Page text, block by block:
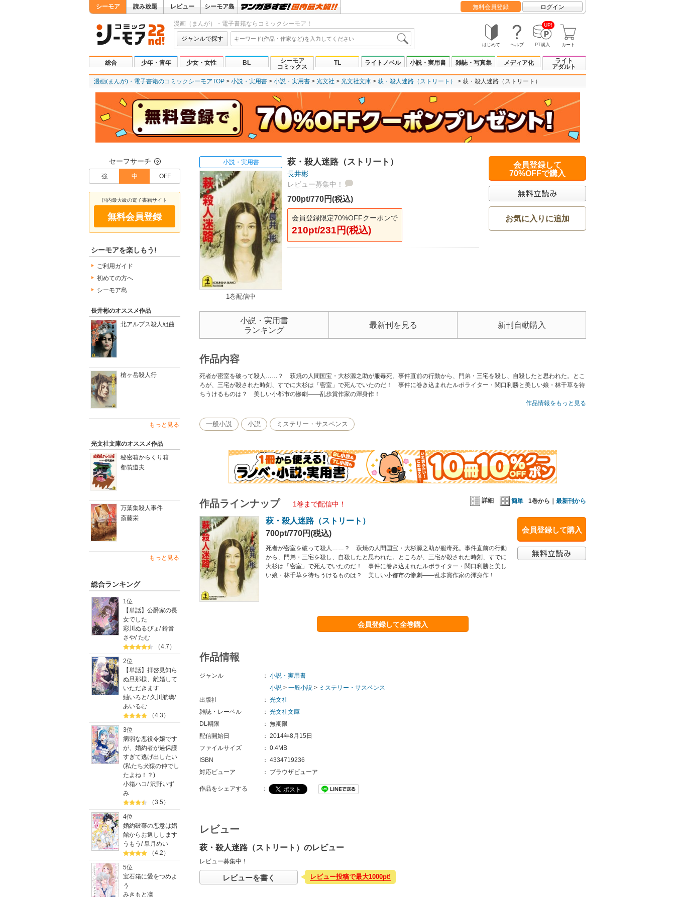
シーモア 読み放題 レビュー シーモア島 無料会員登録 ログイン
漫画（まんが）・電子書籍ならコミックシーモア！
ジャンルで探す
はじめて ヘルプ
UP!
PT購入 カート
総合 少年・青年 少女・女性 BL
シーモア
コミックス
TL ライトノベル 小説・実用書 雑誌・写真集 メディア化
ライト
アダルト
漫画(まんが)・電子書籍のコミックシーモアTOP 小説・実用書 小説・実用書 光文社 光文社文庫 萩・殺人迷路（ストリート） 萩・殺人迷路（ストリート）
セーフサーチ ？
強 中 OFF
国内最大級の電子書籍サイト
無料会員登録
シーモアを楽しもう!
ご利用ガイド
初めての方へ
シーモア島
長井彬のオススメ作品
北アルプス殺人組曲
槍ヶ岳殺人行
もっと見る
光文社文庫のオススメ作品
秘密箱からくり箱
都筑道夫
万葉集殺人事件
斎藤栄
もっと見る
総合ランキング
1位
【単話】公爵家の長
女でした
彩川ぬるぴょ /鈴音
さや/たむ
（4.7）
2位
【単話】拝啓見知ら
ぬ旦那様、離婚して
いただきます
紬いろと / 久川航璃/
あいるむ
（4.3）
3位
病弱な悪役令嬢です
が、婚約者が過保護
すぎて逃げ出したい
(私たち犬猿の仲でし
たよね！？)
小箱ハコ/沢野いず
み
（3.5）
4位
婚約破棄の悪意は娼
館からお返しします
うもう /皐月めい
（4.2）
5位
宝石箱に愛をつめよ
う
みきもと凜
小説・実用書
1巻配信中
萩・殺人迷路（ストリート）
長井彬
レビュー募集中！
700pt/770円(税込)
会員登録限定70%OFFクーポンで
210pt/231円(税込)
会員登録して
70%OFFで購入
お気に入りに追加
小説・実用書
ランキング
最新刊を見る 新刊自動購入
作品内容
死者が密室を破って殺人……？ 萩焼の人間国宝・大杉源之助が服毒死。事件直前の行動から、門弟・三宅を殺し、自殺したと思われた。とこ
ろが、三宅が殺された時刻、すでに大杉は「密室」で死んでいたのだ！ 事件に巻き込まれたルポライター・関口利勝と美しい娘・林千草を待
ちうけるものは？ 美しい小都市の惨劇――乱歩賞作家の渾身作！
作品情報をもっと見る
一般小説 小説 ミステリー・サスペンス
詳細 簡単 1巻から｜ 最新刊から
作品ラインナップ 1巻まで配信中！
会員登録して購入
萩・殺人迷路（ストリート）
700pt/770円(税込)
死者が密室を破って殺人……？ 萩焼の人間国宝・大杉源之助が服毒死。事件直前の行動
から、門弟・三宅を殺し、自殺したと思われた。ところが、三宅が殺された時刻、すでに
大杉は「密室」で死んでいたのだ！ 事件に巻き込まれたルポライター・関口利勝と美し
い娘・林千草を待ちうけるものは？ 美しい小都市の惨劇――乱歩賞作家の渾身作！
会員登録して全巻購入
作品情報
ジャンル ： 小説・実用書
小説 > 一般小説 > ミステリー・サスペンス
出版社
： 光文社
雑誌・レーベル
： 光文社文庫
DL期限
： 無期限
配信開始日
： 2014年8月15日
ファイルサイズ
： 0.4MB
ISBN
： 4334719236
対応ビューア
： ブラウザビューア
作品をシェアする ：
レビュー
萩・殺人迷路（ストリート）のレビュー
レビュー募集中！
レビューを書く レビュー投稿で最大1000pt!